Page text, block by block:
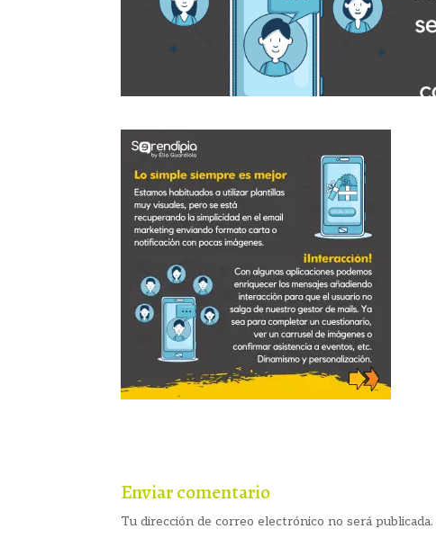
Enviar comentario
Tu dirección de correo electrónico no será publicada.